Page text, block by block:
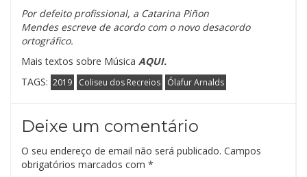
Por defeito profissional, a Catarina Piñon
Mendesescreve de acordo com o novo desacordo
ortográfico.
Mais textos sobre Música AQUI.
TAGS: 2019 Coliseu dos Recreios Ólafur Arnalds
Deixe um comentário
O seu endereço de email não será publicado. Campos
obrigatórios marcados com *